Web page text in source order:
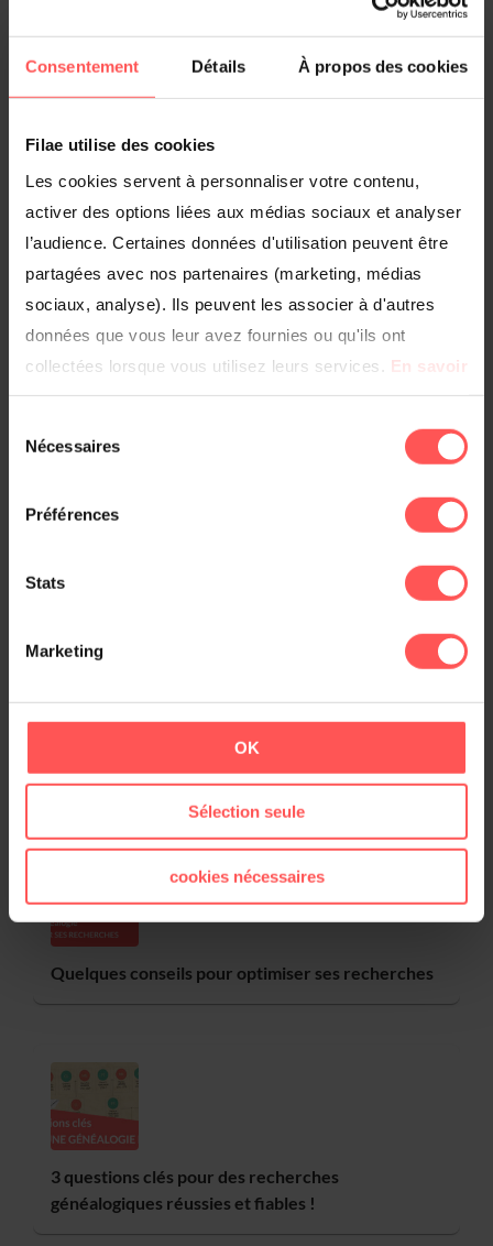
Consentement Détails À propos des cookies
Filae utilise des cookies
Les cookies servent à personnaliser votre contenu,
activer des options liées aux médias sociaux et analyser
l’audience. Certaines données d'utilisation peuvent être
partagées avec nos partenaires (marketing, médias
sociaux, analyse). Ils peuvent les associer à d'autres
données que vous leur avez fournies ou qu'ils ont
collectées lorsque vous utilisez leurs services. En savoir
plus.
Choisissez ci-dessous les catégories de cookies que
vous autorisez.
Nécessaires
Préférences
Stats
Marketing
OK
Sélection seule
cookies nécessaires
Jean-Louis Beaucarnot « Le recensement de 1906 sur Filae,
c’est génial »
Pourquoi l’offre Premium est-elle payante ?
L’état civil numérisé et indexé du XIXe siècle
Créer son arbre généalogique
Tout savoir sur les filtres pour optimiser ses recherches
À lire aussi
Retrouver un acte de décès : nos conseils en vidéo
4 pièges à éviter pour réussir vos recherches
généalogiques
Quelques conseils pour optimiser ses recherches
3 questions clés pour des recherches
généalogiques réussies et fiables !